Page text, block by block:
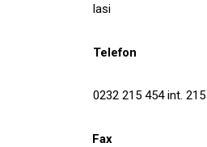
Iasi
Telefon
0232 215 454 int. 215
Fax